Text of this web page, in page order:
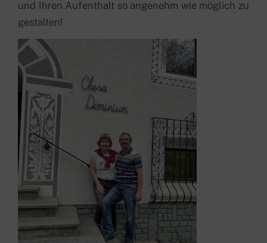
und Ihren Aufenthalt so angenehm wie möglich zu
gestalten!